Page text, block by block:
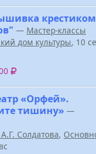
крестиком
— Мастер-классы
дом культуры, 10
«Орфей».
тишину» —
Солдатова,
вс